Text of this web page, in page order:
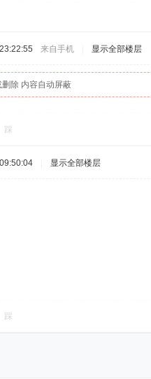
来自手机 显示全部楼层
除 内容自动屏蔽
踩
显示全部楼层
踩